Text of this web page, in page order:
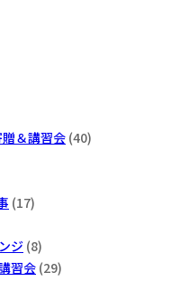
＆講習会 (40)
(17)
ジ (8)
習会 (29)